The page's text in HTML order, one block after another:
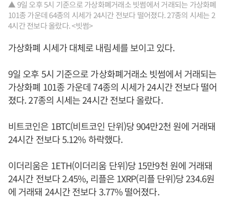
▲ 9일 오후 5시 기준으로 가상화폐거래소 빗썸에서 거래되는 가상화폐
101종 가운데 64종의 시세가 24시간 전보다 떨어졌다. 27종의 시세는 2
4시간 전보다 올랐다. <빗썸>
가상화폐 시세가 대체로 내림세를 보이고 있다.
9일 오후 5시 기준으로 가상화폐거래소 빗썸에서 거래되는
가상화폐 101종 가운데 74종의 시세가 24시간 전보다 떨어
졌다. 27종의 시세는 24시간 전보다 올랐다.
비트코인은 1BTC(비트코인 단위)당 904만2천 원에 거래돼
24시간 전보다 5.12% 하락했다.
이더리움은 1ETH(이더리움 단위)당 15만9천 원에 거래돼
24시간 전보다 2.45%, 리플은 1XRP(리플 단위)당 234.6원
에 거래돼 24시간 전보다 3.77% 떨어졌다.